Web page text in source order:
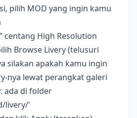
pilih MOD yang ingin kamu
centang High Resolution
Browse Livery (telusuri
silakan apakah kamu ingin
nya lewat perangkat galeri
ada di folder
livery/'